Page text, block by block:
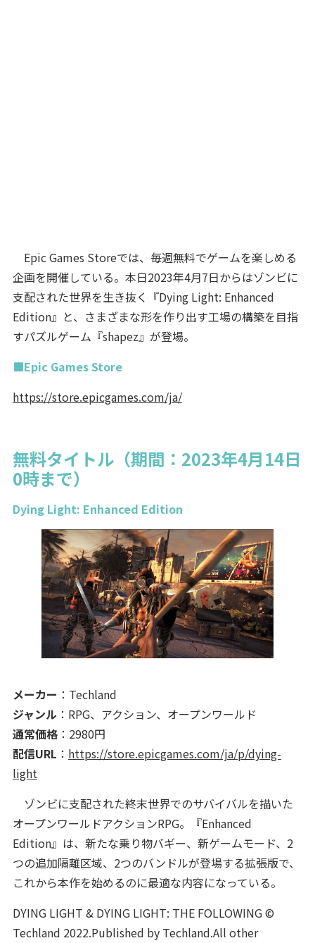
Epic Games Storeでは、毎週無料でゲームを楽しめる
企画を開催している。本日2023年4月7日からはゾンビに
支配された世界を生き抜く『Dying Light: Enhanced
Edition』と、さまざまな形を作り出す工場の構築を目指
すパズルゲーム『shapez』が登場。
■Epic Games Store
https://store.epicgames.com/ja/
無料タイトル（期間：2023年4月14日
0時まで）
Dying Light: Enhanced Edition
メーカー ：Techland
ジャンル ：RPG、アクション、オープンワールド
通常価格：2980円
配信URL ： https://store.epicgames.com/ja/p/dying-
light
ゾンビに支配された終末世界でのサバイバルを描いた
オープンワールドアクションRPG。『Enhanced
Edition』は、新たな乗り物バギー、新ゲームモード、2
つの追加隔離区域、2つのバンドルが登場する拡張版で、
これから本作を始めるのに最適な内容になっている。
DYING LIGHT & DYING LIGHT: THE FOLLOWING ©
Techland 2022.Published by Techland.All other